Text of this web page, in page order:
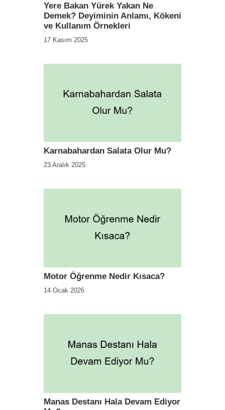
Yere Bakan Yürek Yakan Ne
Demek? Deyiminin Anlamı, Kökeni
ve Kullanım Örnekleri
17 Kasım 2025
Karnabahardan Salata Olur Mu?
23 Aralık 2025
Motor Öğrenme Nedir Kısaca?
14 Ocak 2026
Manas Destanı Hala Devam Ediyor